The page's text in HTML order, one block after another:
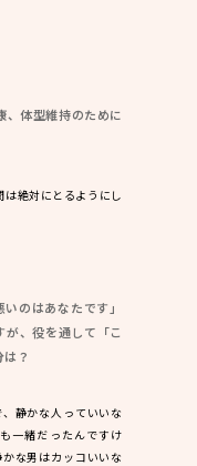
体型維持のために
絶対にとるようにし
のはあなたです」
、役を通して「こ
？
静かな人っていいな
一緒だったんですけ
な男はカッコいいな